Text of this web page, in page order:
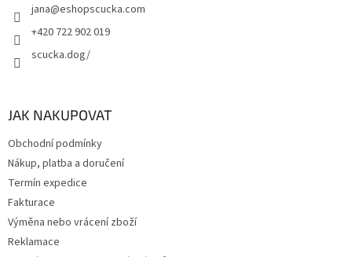
jana@eshopscucka.com
+420 722 902 019
scucka.dog/
JAK NAKUPOVAT
Obchodní podmínky
Nákup, platba a doručení
Termín expedice
Fakturace
Výměna nebo vrácení zboží
Reklamace